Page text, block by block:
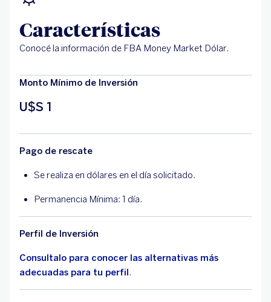
Características
Conocé la información de FBA Money Market Dólar.
Monto Mínimo de Inversión
U$S 1
Pago de rescate
Se realiza en dólares en el día solicitado.
Permanencia Mínima: 1 día.
Perfil de Inversión
Consultalo para conocer las alternativas más
adecuadas para tu perfil.